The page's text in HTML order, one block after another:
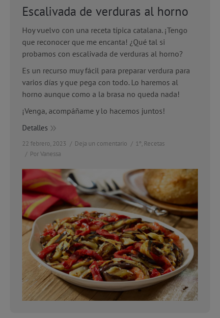
Escalivada de verduras al horno
Hoy vuelvo con una receta típica catalana. ¡Tengo
que reconocer que me encanta! ¿Qué tal si
probamos con escalivada de verduras al horno?
Es un recurso muy fácil para preparar verdura para
varios días y que pega con todo. Lo haremos al
horno aunque como a la brasa no queda nada!
¡Venga, acompáñame y lo hacemos juntos!
Detalles
22 febrero, 2023 Deja un comentario 1º, Recetas
PorVanessa